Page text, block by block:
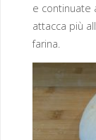
e continuate
attacca più
farina.